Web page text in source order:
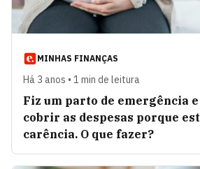
MINHAS FINANÇAS
Há 3 anos • 1 min de leitura
Fiz um parto de emergência
cobrir as despesas porque
carência. O que fazer?